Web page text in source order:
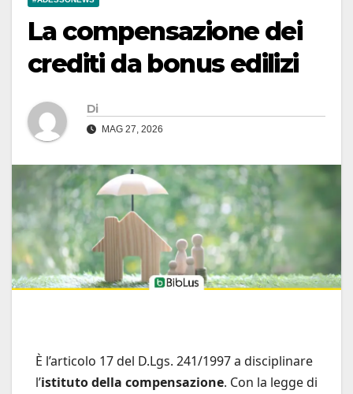
La compensazione dei
crediti da bonus edilizi
Di
MAG 27, 2026
È l’articolo 17 del D.Lgs. 241/1997 a disciplinare
l’istituto della compensazione. Con la legge di